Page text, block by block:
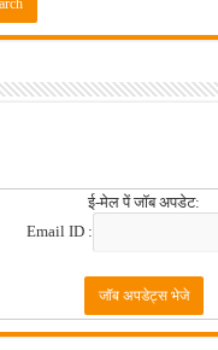
ई-मेल पें जॉब अपडेट:
Email ID :